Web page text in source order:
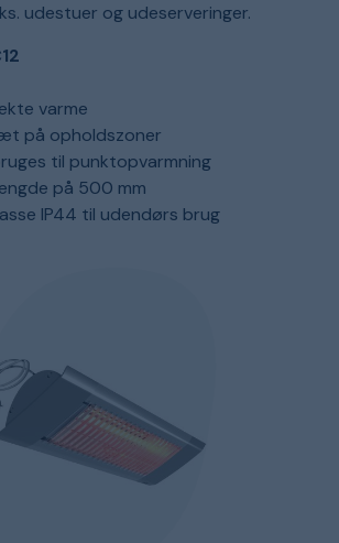
udestuer og udeserveringer.
varme
på opholdszoner
til punktopvarmning
på 500 mm
IP44 til udendørs brug